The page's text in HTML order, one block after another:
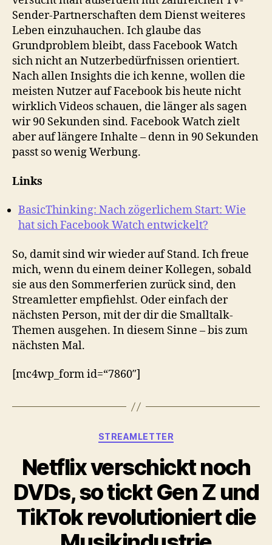
Sender-Partnerschaften dem Dienst weiteres
Leben einzuhauchen. Ich glaube das
Grundproblem bleibt, dass Facebook Watch
sich nicht an Nutzerbedürfnissen orientiert.
Nach allen Insights die ich kenne, wollen die
meisten Nutzer auf Facebook bis heute nicht
wirklich Videos schauen, die länger als sagen
wir 90 Sekunden sind. Facebook Watch zielt
aber auf längere Inhalte – denn in 90 Sekunden
passt so wenig Werbung.
Links
BasicThinking: Nach zögerlichem Start: Wie
hat sich Facebook Watch entwickelt?
So, damit sind wir wieder auf Stand. Ich freue
mich, wenn du einem deiner Kollegen, sobald
sie aus den Sommerferien zurück sind, den
Streamletter empfiehlst. Oder einfach der
nächsten Person, mit der dir die Smalltalk-
Themen ausgehen. In diesem Sinne – bis zum
nächsten Mal.
[mc4wp_form id=“7860″]
Kategorien
STREAMLETTER
Netflix verschickt noch
DVDs, so tickt Gen Z und
TikTok revolutioniert die